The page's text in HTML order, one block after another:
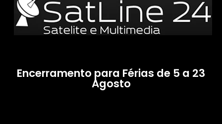
Encerramento para Férias de 5 a 23
Agosto